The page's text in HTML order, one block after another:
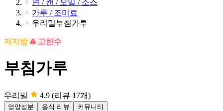
면 / 캔 / 오일 / 소스
가루 / 조미료
우리밀부침가루
저지방 고탄수
부침가루
우리밀 4.9 (리뷰 17개)
영양성분 음식 리뷰 커뮤니티